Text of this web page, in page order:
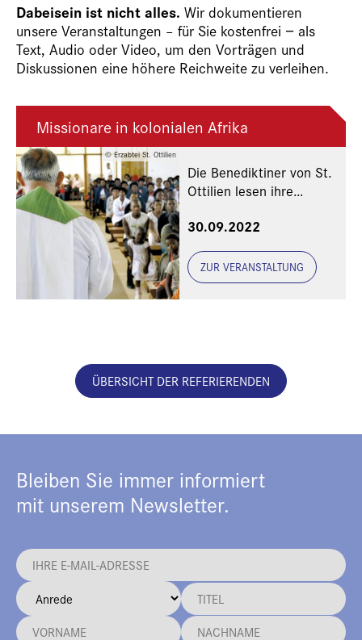
Dabeisein ist nicht alles. Wir dokumentieren
unsere Veranstaltungen – für Sie kostenfrei − als
Text, Audio oder Video, um den Vorträgen und
Diskussionen eine höhere Reichweite zu verleihen.
© Erzabtei St. Ottilien
Missionare in kolonialen Afrika
Die Benediktiner von St.
Ottilien lesen ihre
30.09.2022
ZUR VERANSTALTUNG
ÜBERSICHT DER REFERIERENDEN
Bleiben Sie immer informiert
mit unserem Newsletter.